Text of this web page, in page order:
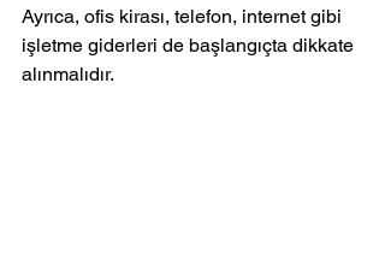
Ayrıca, ofis kirası, telefon, internet gibi
işletme giderleri de başlangıçta dikkate
alınmalıdır.